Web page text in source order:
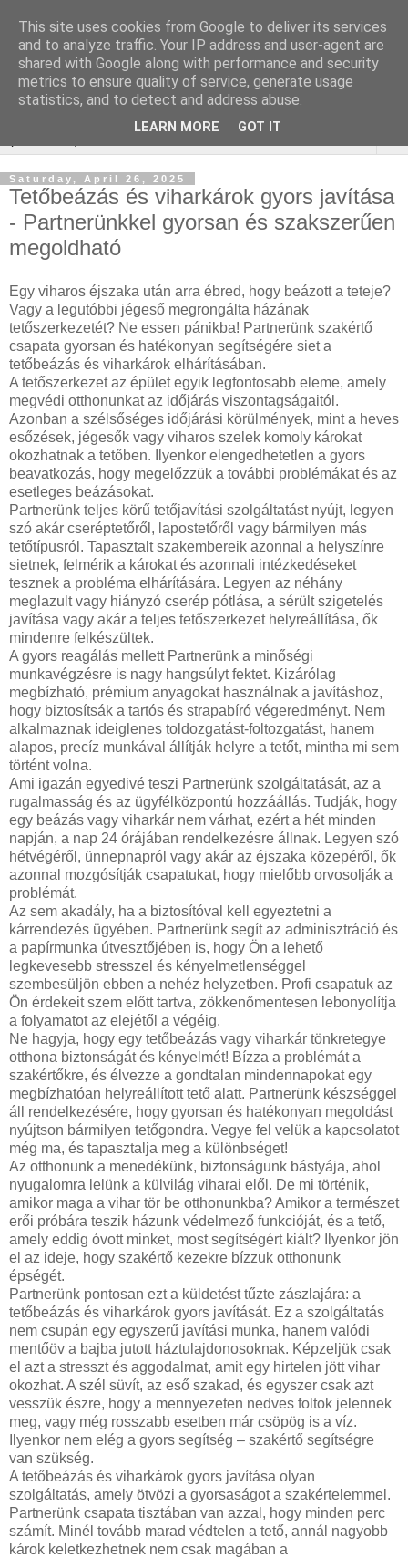
Online marketing Bor
webáruház
Saturday, April 26, 2025
Tetőbeázás és viharkárok gyors javítása
- Partnerünkkel gyorsan és szakszerűen
megoldható
Egy viharos éjszaka után arra ébred, hogy beázott a teteje?
Vagy a legutóbbi jégeső megrongálta házának
tetőszerkezetét? Ne essen pánikba! Partnerünk szakértő
csapata gyorsan és hatékonyan segítségére siet a
tetőbeázás és viharkárok elhárításában.
A tetőszerkezet az épület egyik legfontosabb eleme, amely
megvédi otthonunkat az időjárás viszontagságaitól.
Azonban a szélsőséges időjárási körülmények, mint a heves
esőzések, jégesők vagy viharos szelek komoly károkat
okozhatnak a tetőben. Ilyenkor elengedhetetlen a gyors
beavatkozás, hogy megelőzzük a további problémákat és az
esetleges beázásokat.
Partnerünk teljes körű tetőjavítási szolgáltatást nyújt, legyen
szó akár cseréptetőről, lapostetőről vagy bármilyen más
tetőtípusról. Tapasztalt szakembereik azonnal a helyszínre
sietnek, felmérik a károkat és azonnali intézkedéseket
tesznek a probléma elhárítására. Legyen az néhány
meglazult vagy hiányzó cserép pótlása, a sérült szigetelés
javítása vagy akár a teljes tetőszerkezet helyreállítása, ők
mindenre felkészültek.
A gyors reagálás mellett Partnerünk a minőségi
munkavégzésre is nagy hangsúlyt fektet. Kizárólag
megbízható, prémium anyagokat használnak a javításhoz,
hogy biztosítsák a tartós és strapabíró végeredményt. Nem
alkalmaznak ideiglenes toldozgatást-foltozgatást, hanem
alapos, precíz munkával állítják helyre a tetőt, mintha mi sem
történt volna.
Ami igazán egyedivé teszi Partnerünk szolgáltatását, az a
rugalmasság és az ügyfélközpontú hozzáállás. Tudják, hogy
egy beázás vagy viharkár nem várhat, ezért a hét minden
napján, a nap 24 órájában rendelkezésre állnak. Legyen szó
hétvégéről, ünnepnapról vagy akár az éjszaka közepéről, ők
azonnal mozgósítják csapatukat, hogy mielőbb orvosolják a
problémát.
Az sem akadály, ha a biztosítóval kell egyeztetni a
kárrendezés ügyében. Partnerünk segít az adminisztráció és
a papírmunka útvesztőjében is, hogy Ön a lehető
legkevesebb stresszel és kényelmetlenséggel
szembesüljön ebben a nehéz helyzetben. Profi csapatuk az
Ön érdekeit szem előtt tartva, zökkenőmentesen lebonyolítja
a folyamatot az elejétől a végéig.
Ne hagyja, hogy egy tetőbeázás vagy viharkár tönkretegye
otthona biztonságát és kényelmét! Bízza a problémát a
szakértőkre, és élvezze a gondtalan mindennapokat egy
megbízhatóan helyreállított tető alatt. Partnerünk készséggel
áll rendelkezésére, hogy gyorsan és hatékonyan megoldást
nyújtson bármilyen tetőgondra. Vegye fel velük a kapcsolatot
még ma, és tapasztalja meg a különbséget!
Az otthonunk a menedékünk, biztonságunk bástyája, ahol
nyugalomra lelünk a külvilág viharai elől. De mi történik,
amikor maga a vihar tör be otthonunkba? Amikor a természet
erői próbára teszik házunk védelmező funkcióját, és a tető,
amely eddig óvott minket, most segítségért kiált? Ilyenkor jön
el az ideje, hogy szakértő kezekre bízzuk otthonunk
épségét.
Partnerünk pontosan ezt a küldetést tűzte zászlajára: a
tetőbeázás és viharkárok gyors javítását. Ez a szolgáltatás
nem csupán egy egyszerű javítási munka, hanem valódi
mentőöv a bajba jutott háztulajdonosoknak. Képzeljük csak
el azt a stresszt és aggodalmat, amit egy hirtelen jött vihar
okozhat. A szél süvít, az eső szakad, és egyszer csak azt
vesszük észre, hogy a mennyezeten nedves foltok jelennek
meg, vagy még rosszabb esetben már csöpög is a víz.
Ilyenkor nem elég a gyors segítség – szakértő segítségre
van szükség.
A tetőbeázás és viharkárok gyors javítása olyan
szolgáltatás, amely ötvözi a gyorsaságot a szakértelemmel.
Partnerünk csapata tisztában van azzal, hogy minden perc
számít. Minél tovább marad védtelen a tető, annál nagyobb
károk keletkezhetnek nem csak magában a
This site uses cookies from Google to deliver its services
and to analyze traffic. Your IP address and user-agent are
shared with Google along with performance and security
metrics to ensure quality of service, generate usage
statistics, and to detect and address abuse.
LEARN MORE GOT IT